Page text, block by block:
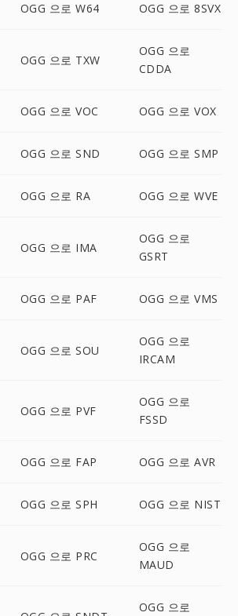
OGG 으로 W64 OGG 으로 8SVX
OGG 으로 TXW
OGG 으로
CDDA
OGG 으로 VOC OGG 으로 VOX
OGG 으로 SND OGG 으로 SMP
OGG 으로 RA OGG 으로 WVE
OGG 으로 IMA
OGG 으로
GSRT
OGG 으로 PAF OGG 으로 VMS
OGG 으로 SOU
OGG 으로
IRCAM
OGG 으로 PVF
OGG 으로
FSSD
OGG 으로 FAP OGG 으로 AVR
OGG 으로 SPH OGG 으로 NIST
OGG 으로 PRC
OGG 으로
MAUD
OGG 으로